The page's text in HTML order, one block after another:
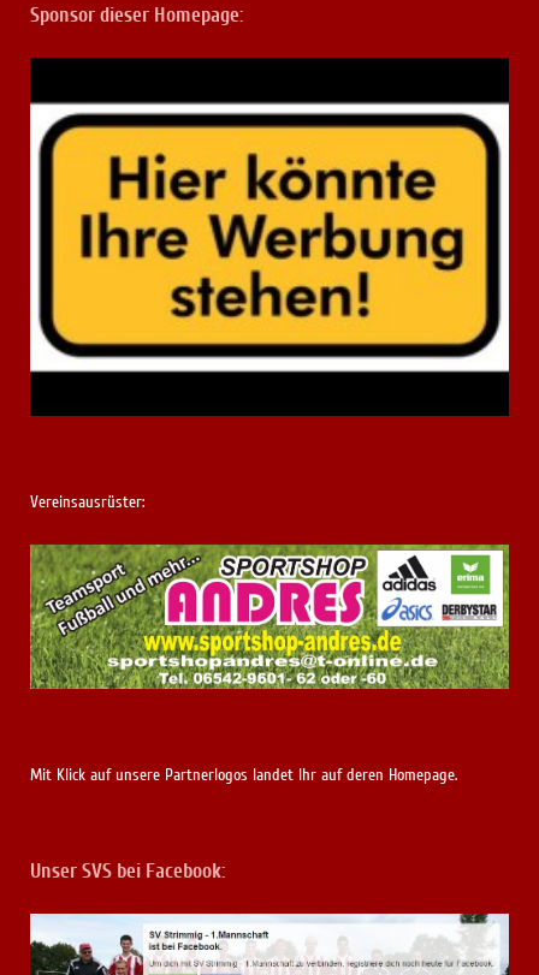
Sponsor dieser Homepage:
Vereinsausrüster:
Mit Klick auf unsere Partnerlogos landet Ihr auf deren Homepage.
Unser SVS bei Facebook: